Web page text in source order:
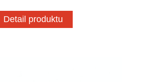
Detail produktu